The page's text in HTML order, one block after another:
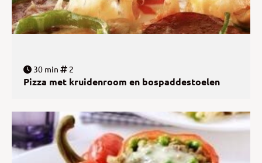
30 min 2
Pizza met kruidenroom en bospaddestoelen